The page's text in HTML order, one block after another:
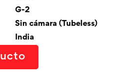
G-2
Sin cámara (Tubeless)
India